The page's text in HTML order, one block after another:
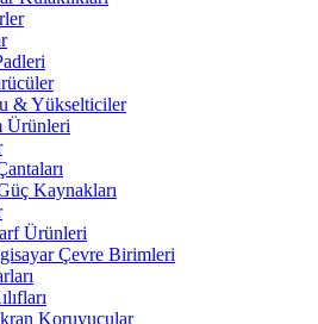
& Yükselticiler
Ürünleri
Kaynakları
Ürünleri
Çevre Birimleri
Koruyucular